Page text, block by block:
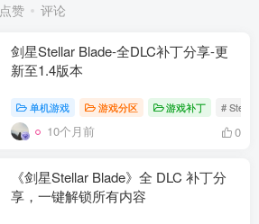
点赞 评论
剑星Stellar Blade-全DLC补丁分享-更
新至1.4版本
单机游戏 游戏分区 游戏补丁 #
10个月前 0
《剑星Stellar Blade》全 DLC 补丁分
享，一键解锁所有内容